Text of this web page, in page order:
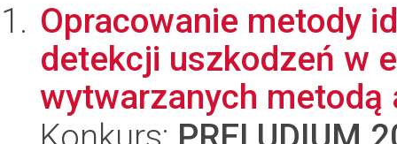
Opracowanie metody
detekcji uszkodzeń w
wytwarzanych metodą